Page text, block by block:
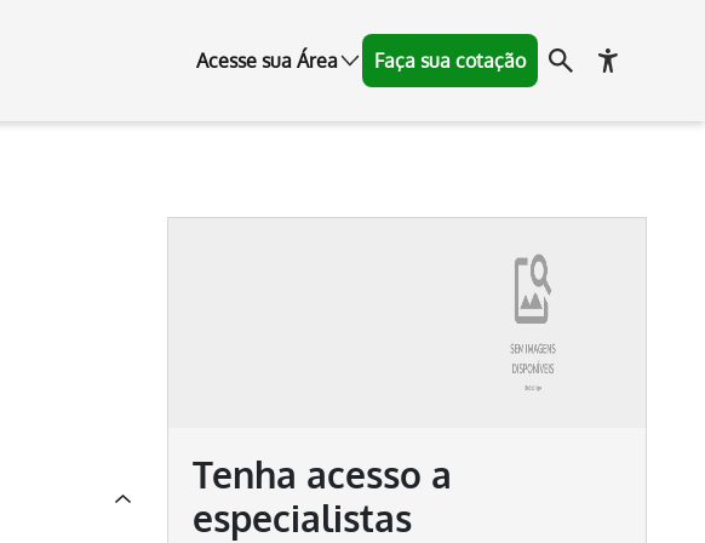
Acesse sua Área Faça sua cotação
Tenha acesso a
especialistas